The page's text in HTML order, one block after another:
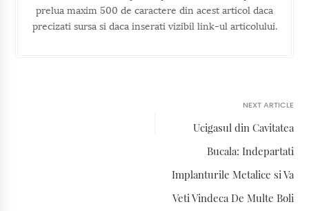
prelua maxim 500 de caractere din acest articol daca
precizati sursa si daca inserati vizibil link-ul articolului.
NEXT ARTICLE
Ucigasul din Cavitatea
Bucala: Indepartati
Implanturile Metalice si Va
Veti Vindeca De Multe Boli